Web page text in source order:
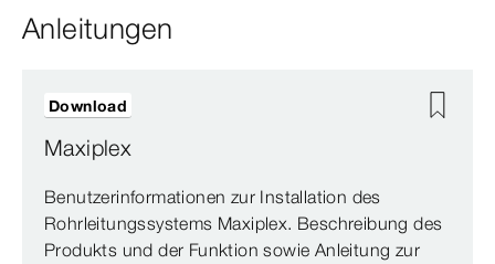
Anleitungen
Maxiplex
Benutzerinformationen zur Installation des
Rohrleitungssystems Maxiplex. Beschreibung des
Produkts und der Funktion sowie Anleitung zur
Download